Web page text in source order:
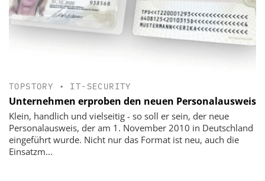
TOPSTORY • IT-SECURITY
Unternehmen erproben den neuen Personalausweis
Klein, handlich und vielseitig - so soll er sein, der neue
Personalausweis, der am 1. November 2010 in Deutschland
eingeführt wurde. Nicht nur das Format ist neu, auch die
Einsatzm...